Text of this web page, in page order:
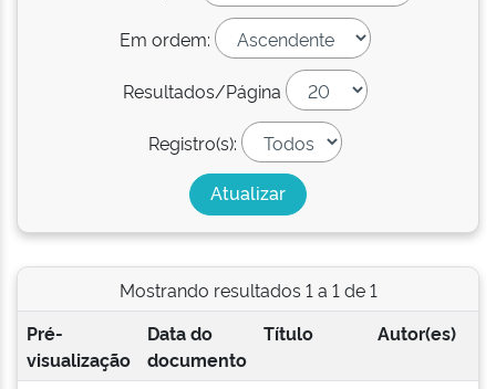
Em ordem:
Resultados/Página
Registro(s):
Mostrando resultados 1 a 1 de 1
Pré-
visualização
Data do
documento
Título Autor(es)